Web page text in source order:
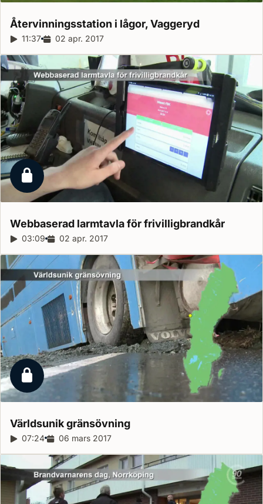
Återvinningsstation i lågor,Vaggeryd
Reportagelängd:
11:37 Releasedatum:
02 apr. 2017
Låst reportage
Webbaserad larmtavla förfrivilligbrandkår
Reportagelängd:
03:09 Releasedatum:
02 apr. 2017
Låst reportage
Världsunikgränsövning
Reportagelängd:
07:24 Releasedatum:
06 mars 2017